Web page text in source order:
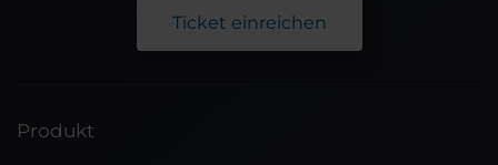
Ticket einreichen
Produkt